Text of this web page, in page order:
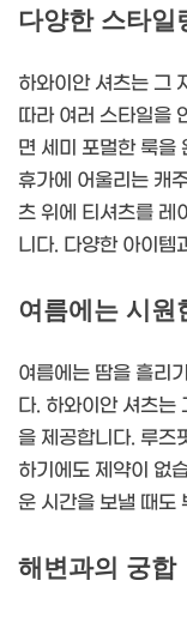
다양한 스타일
하와이안 셔츠는 그
따라 여러 스타일을
면 세미 포멀한 룩을
휴가에 어울리는 캐
츠 위에 티셔츠를 레
니다. 다양한 아이템
여름에는 시원
여름에는 땀을 흘리
다. 하와이안 셔츠는
을 제공합니다. 루즈
하기에도 제약이 없
운 시간을 보낼 때도
해변과의 궁합